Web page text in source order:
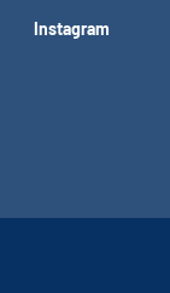
Instagram